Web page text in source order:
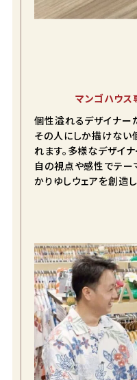
color size
在庫数1
マンゴハウ
個性溢れるデザイナー
その人にしか描けない
れます。多様なデザイ
自の視点や感性でテー
かりゆしウェアを創造